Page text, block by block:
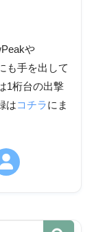
や
も手を出して
1桁台の出撃
はコチラにま